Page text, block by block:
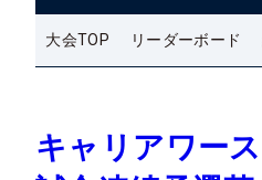
大会TOP リーダーボード
キャリアワー